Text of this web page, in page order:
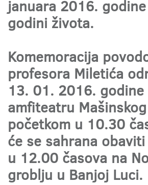
januara 2016.
godini života.
Komemoracija
profesora Miletića
13. 01. 2016. godine
amfiteatru
početkom u 10.30
će se sahrana
u 12.00 časova na
groblju u Banjoj Luci.